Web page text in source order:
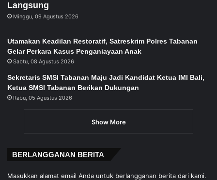
Langsung
Minggu, 09 Agustus 2026
Utamakan Keadilan Restoratif, Satreskrim Polres Tabanan
Gelar Perkara Kasus Penganiayaan Anak
Sabtu, 08 Agustus 2026
Sekretaris SMSI Tabanan Maju Jadi Kandidat Ketua IMI Bali,
Ketua SMSI Tabanan Berikan Dukungan
Rabu, 05 Agustus 2026
Show More
BERLANGGANAN BERITA
Masukkan alamat email Anda untuk berlangganan berita dari kami.